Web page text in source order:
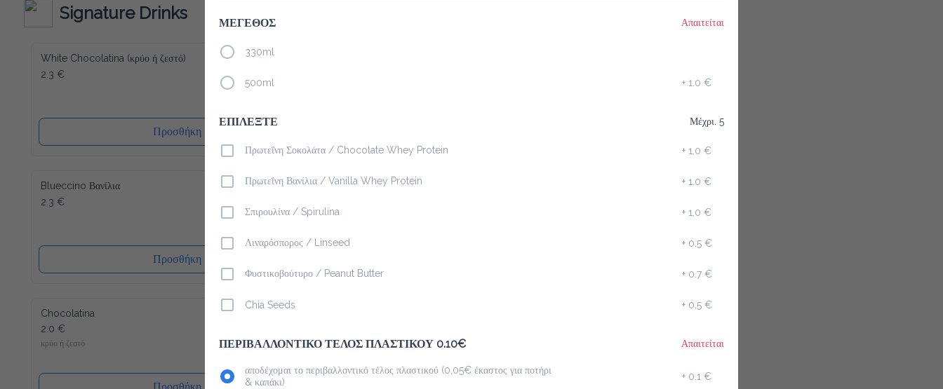
Signature Drinks
White Chocolatina (κρύο ή ζεστό)
2.3 €
Προσθήκη
Blueccino Βανίλια
2.3 €
Προσθήκη
Blueccino
Chocolatina
2.0 €
κρύο ή ζεστό
Προσθήκη
κρύο ή ζεστό
ΜΕΓΕΘΟΣ Απαιτείται
330ml
500ml +1.0 €
ΕΠΙΛΕΞΤΕ Μέχρι. 5
Πρωτεΐνη Σοκολάτα / Chocolate Whey Protein +1.0 €
Πρωτεΐνη Βανίλια / Vanilla Whey Protein +1.0 €
Σπιρουλίνα / Spirulina +1.0 €
Λιναρόσπορος / Linseed +0.5 €
Φυστικοβούτυρο / Peanut Butter +0.7 €
Chia Seeds +0.5 €
ΠΕΡΙΒΑΛΛΟΝΤΙΚΟ ΤΕΛΟΣ ΠΛΑΣΤΙΚΟΥ 0.10€ Απαιτείται
αποδέχομαι το περιβαλλοντικό τέλος πλαστικού (0,05€ έκαστος για ποτήρι
& καπάκι)
+0.1 €